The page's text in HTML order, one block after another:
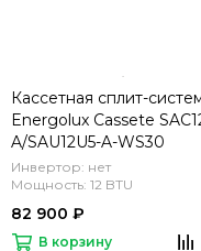
Кассетная сплит-
Energolux Cassete
A/SAU12U5-A-WS30
Инвертор: нет
Мощность: 12 BTU
82 900 ₽
В корзину